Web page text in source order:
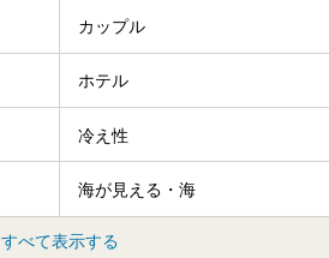
カップル
ホテル
冷え性
海が見える・海
すべて表示する